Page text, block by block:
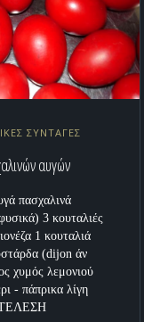
ΣΥΝΤΑΓΕΣ
αυγών
πασχαλινά
3 κουταλιές
1 κουταλιά
(dijon άν
χυμός λεμονιού
- πάπρικα λίγη